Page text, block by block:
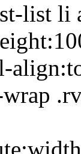
list li